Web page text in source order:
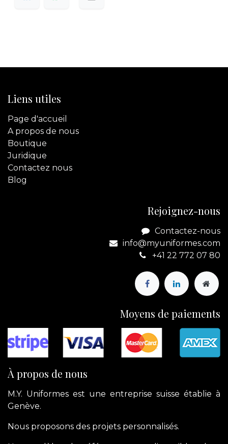
Liens utiles
Page d'accueil
A propos de nous
Boutique
Juridique
Contactez nous
Blog
Rejoignez-nous
Contactez-nous
info@myuniformes.com
+41 22 772 07 80
Moyens de paiements
À propos de nous
M.Y. Uniformes est une entreprise suisse établie à
Genève.
Nous proposons des projets personnalisés.